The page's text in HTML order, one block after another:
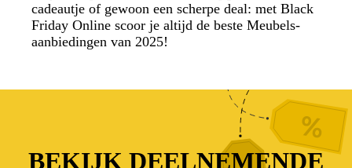
cadeautje of gewoon een scherpe deal: met Black
Friday Online scoor je altijd de beste Meubels-
aanbiedingen van 2025!
BEKIJK DEELNEMENDE